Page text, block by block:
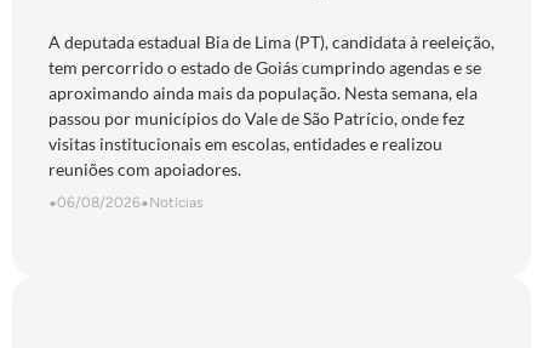
A deputada estadual Bia de Lima (PT), candidata à reeleição,
tem percorrido o estado de Goiás cumprindo agendas e se
aproximando ainda mais da população. Nesta semana, ela
passou por municípios do Vale de São Patrício, onde fez
visitas institucionais em escolas, entidades e realizou
reuniões com apoiadores.
•06/08/2026•Notícias